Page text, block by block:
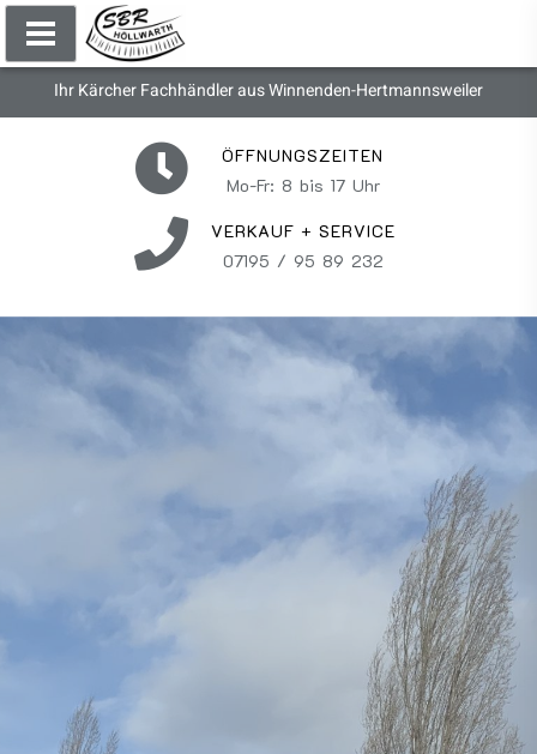
Ihr Kärcher Fachhändler aus Winnenden-Hertmannsweiler
ÖFFNUNGSZEITEN
Mo-Fr: 8 bis 17 Uhr
VERKAUF + SERVICE
07195 / 95 89 232